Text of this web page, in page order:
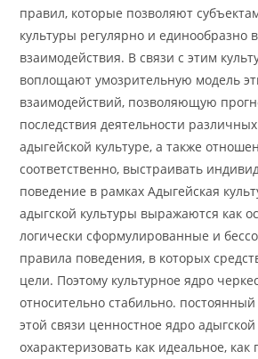
правил, которые позволяют
культуры регулярно и единообразно
взаимодействия. В связи с этим
воплощают умозрительную модель
взаимодействий, позволяющую
последствия деятельности
адыгейской культуре, а также
соответственно, выстраивать
поведение в рамках Адыгейская
адыгской культуры выражаются как
логически сформулированные и
правила поведения, в которых
цели. Поэтому культурное ядро
относительно стабильно.
этой связи ценностное ядро
охарактеризовать как идеальное,